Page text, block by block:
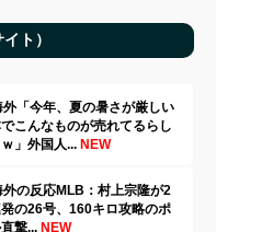
ト）
外「今年、夏の暑さが厳しい
でこんなものが売れてるらし
」外国人... NEW
外の反応MLB：村上宗隆が2
の26号、160キロ攻略のポ
撃... NEW